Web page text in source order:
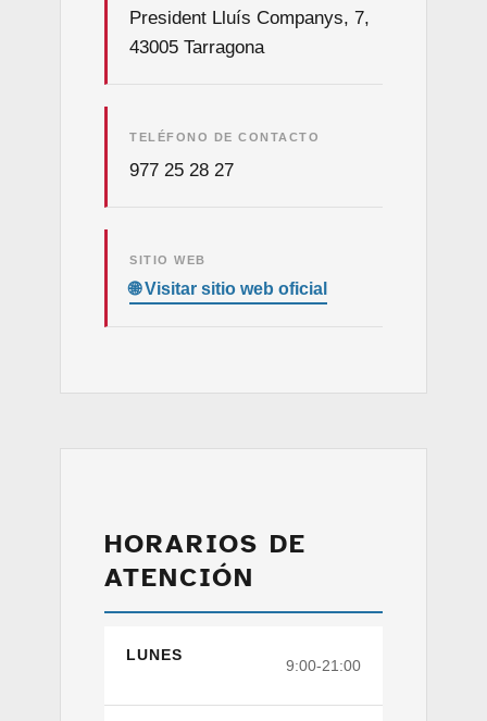
President Lluís Companys, 7,
43005 Tarragona
TELÉFONO DE CONTACTO
977 25 28 27
SITIO WEB
HORARIOS DE
ATENCIÓN
LUNES
9:00-21:00